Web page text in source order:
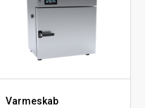
Varmeskab